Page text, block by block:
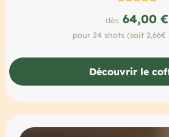
dès64,00 €
pour 24 shots (soit
Découvrir le